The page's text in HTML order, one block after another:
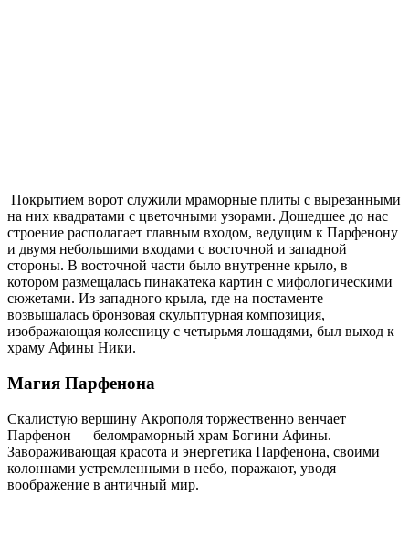
Покрытием ворот служили мраморные плиты с вырезанными
на них квадратами с цветочными узорами. Дошедшее до нас
строение располагает главным входом, ведущим к Парфенону
и двумя небольшими входами с восточной и западной
стороны. В восточной части было внутренне крыло, в
котором размещалась пинакатека картин с мифологическими
сюжетами. Из западного крыла, где на постаменте
возвышалась бронзовая скульптурная композиция,
изображающая колесницу с четырьмя лошадями, был выход к
храму Афины Ники.
Магия Парфенона
Скалистую вершину Акрополя торжественно венчает
Парфенон — беломраморный храм Богини Афины.
Завораживающая красота и энергетика Парфенона, своими
колоннами устремленными в небо, поражают, уводя
воображение в античный мир.